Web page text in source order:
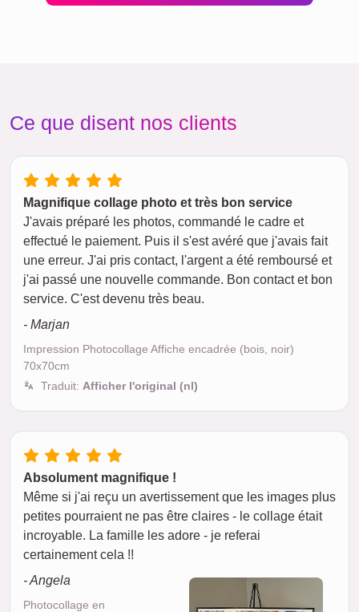
Ce que disent nos clients
Magnifique collage photo et très bon service
J'avais préparé les photos, commandé le cadre et
effectué le paiement. Puis il s'est avéré que j'avais fait
une erreur. J'ai pris contact, l'argent a été remboursé et
j'ai passé une nouvelle commande. Bon contact et bon
service. C'est devenu très beau.
- Marjan
Impression Photocollage Affiche encadrée (bois, noir)
70x70cm
Traduit: Afficher l'original (nl)
Absolument magnifique !
Même si j'ai reçu un avertissement que les images plus
petites pourraient ne pas être claires - le collage était
incroyable. La famille les adore - je referai
certainement cela !!
- Angela
Photocollage en